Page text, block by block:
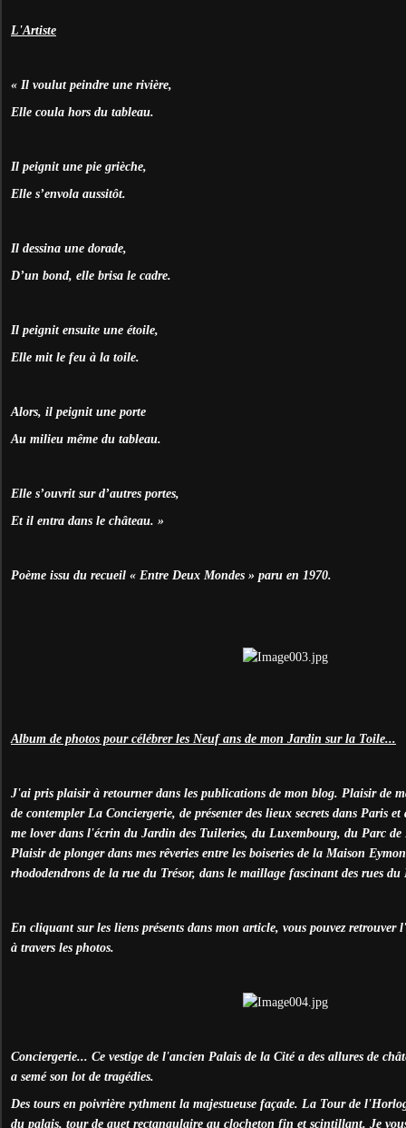
L'Artiste
« Il voulut peindre une rivière,
Elle coula hors du tableau.
Il peignit une pie grièche,
Elle s’envola aussitôt.
Il dessina une dorade,
D’un bond, elle brisa le cadre.
Il peignit ensuite une étoile,
Elle mit le feu à la toile.
Alors, il peignit une porte
Au milieu même du tableau.
Elle s’ouvrit sur d’autres portes,
Et il entra dans le château. »
Poème issu du recueil « Entre Deux Mondes » paru en 1970.
Album de photos pour célébrer les Neuf ans de mon Jardin sur la Toile...
J'ai pris plaisir à retourner dans les publications de mon blog. Plaisir de
de contempler La Conciergerie, de présenter des lieux secrets dans Paris
me lover dans l'écrin du Jardin des Tuileries, du Luxembourg, du Parc de
Plaisir de plonger dans mes rêveries entre les boiseries de la Maison
rhododendrons de la rue du Trésor, dans le maillage fascinant des rues du
En cliquant sur les liens présents dans mon article, vous pouvez retrouver
à travers les photos.
Conciergerie... Ce vestige de l'ancien Palais de la Cité a des allures de
a semé son lot de tragédies.
Des tours en poivrière rythment la majestueuse façade. La Tour de
du palais, tour de guet rectangulaire au clocheton fin et scintillant. Je